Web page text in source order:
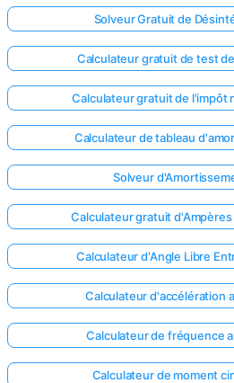
Solveur Gratuit de
Calculateur gratuit de test
Calculateur gratuit de l'impôt
Calculateur de tableau
Solveur
Calculateur gratuit
Calculateur d'Angle Libre
Calculateur d'accélération
Calculateur de fréquence
Calculateur de moment